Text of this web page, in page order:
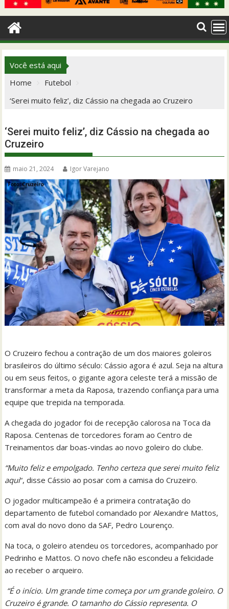
Você está aqui
Home
Futebol
‘Serei muito feliz’, diz Cássio na chegada ao Cruzeiro
‘Serei muito feliz’, diz Cássio na chegada ao
Cruzeiro
maio 21, 2024 Igor Varejano
O Cruzeiro fechou a contração de um dos maiores goleiros
brasileiros do último século: Cássio agora é azul. Seja na altura
ou em seus feitos, o gigante agora celeste terá a missão de
transformar a meta da Raposa, trazendo confiança para uma
equipe que trepida na temporada.
A chegada do jogador foi de recepção calorosa na Toca da
Raposa. Centenas de torcedores foram ao Centro de
Treinamentos dar boas-vindas ao novo goleiro do clube.
“Muito feliz e empolgado. Tenho certeza que serei muito feliz
aqui“, disse Cássio ao posar com a camisa do Cruzeiro.
O jogador multicampeão é a primeira contratação do
departamento de futebol comandado por Alexandre Mattos,
com aval do novo dono da SAF, Pedro Lourenço.
Na toca, o goleiro atendeu os torcedores, acompanhado por
Pedrinho e Mattos. O novo chefe não escondeu a felicidade
ao receber o arqueiro.
“É o início. Um grande time começa por um grande goleiro. O
Cruzeiro é grande. O tamanho do Cássio representa. O